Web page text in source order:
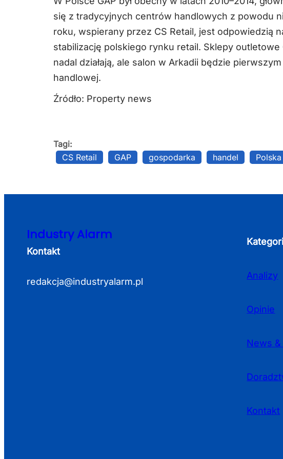
się z tradycyjnych centrów handlowych z powodu
roku, wspierany przez CS Retail, jest odpowiedzią
stabilizację polskiego rynku retail. Sklepy outletowe
nadal działają, ale salon w Arkadii będzie
handlowej.
Źródło: Property news
Tagi:
CS Retail
GAP gospodarka handel Polska
Industry Alarm
Kontakt
redakcja@industryalarm.pl
Analizy
Opinie
News
Kontakt